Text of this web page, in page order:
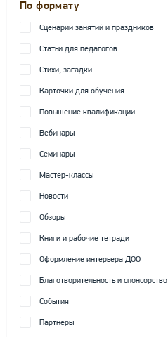
По формату
Сценарии занятий и праздников
Статьи для педагогов
Стихи, загадки
Карточки для обучения
Повышение квалификации
Вебинары
Семинары
Мастер-классы
Новости
Обзоры
Книги и рабочие тетради
Оформление интерьера ДОО
Благотворительность и спонсорство
События
Партнеры